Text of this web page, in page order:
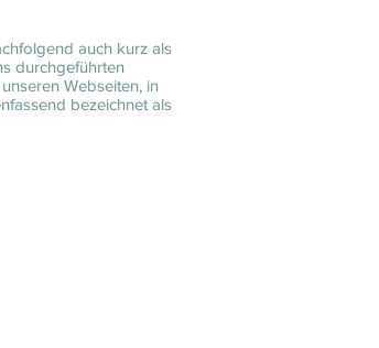
auch kurz als
durchgeführten
Webseiten, in
bezeichnet als